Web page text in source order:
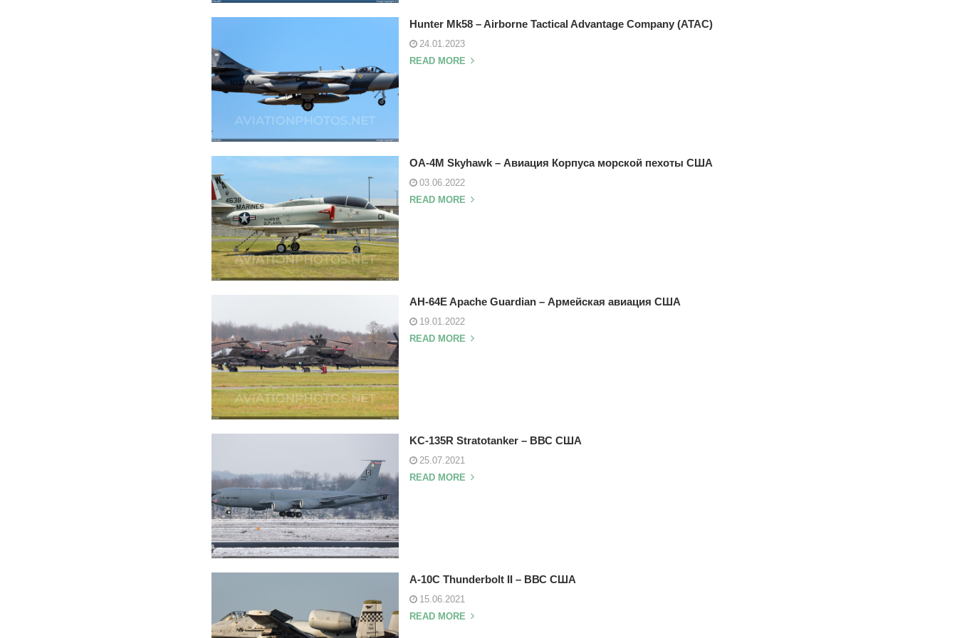
Hunter Mk58 – Airborne Tactical Advantage Company (ATAC)
24.01.2023
READ MORE
OA-4M Skyhawk – Авиация Корпуса морской пехоты США
03.06.2022
READ MORE
AH-64E Apache Guardian – Армейская авиация США
19.01.2022
READ MORE
KC-135R Stratotanker – ВВС США
25.07.2021
READ MORE
A-10C Thunderbolt II – ВВС США
15.06.2021
READ MORE